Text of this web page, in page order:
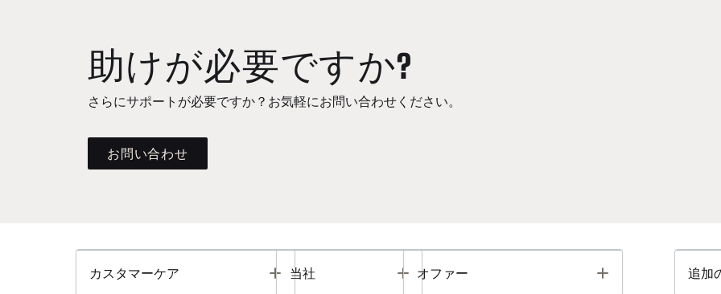
助けが必要ですか?
さらにサポートが必要ですか？お気軽にお問い合わせください。
お問い合わせ
カスタマーケア Toggle
当社 Toggle
オファー Toggle 追加